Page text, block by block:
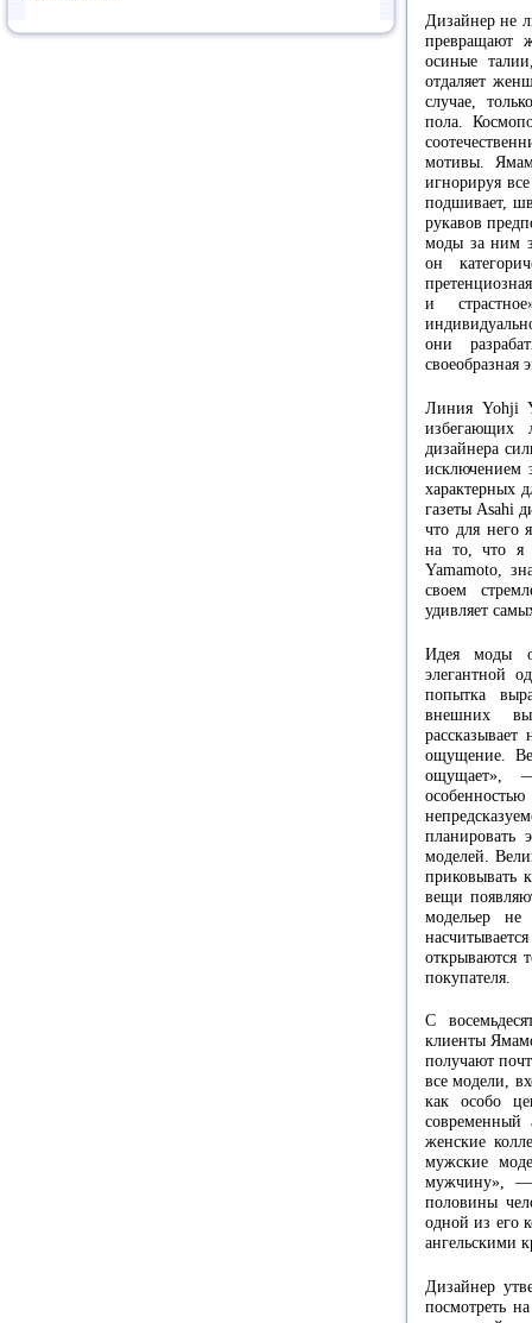
Дизайнер не
превращают
осиные
отдаляет
случае,
пола.
мотивы.
игнорируя
подшивает,
рукавов
моды за ним
он
и
они
своеобразная
Линия Yohji
избегающих
дизайнера
исключением
характерных
газеты Asahi
что для него
на то, что я
Yamamoto,
своем
удивляет
Идея моды
элегантной
попытка
внешних
ощущение.
ощущает»,
планировать
моделей.
приковывать
вещи
модельер
открываются
покупателя.
С
клиенты
получают
все модели,
как особо
современный
женские
мужские
мужчину», —
половины
одной из его
ангельскими
Дизайнер
посмотреть